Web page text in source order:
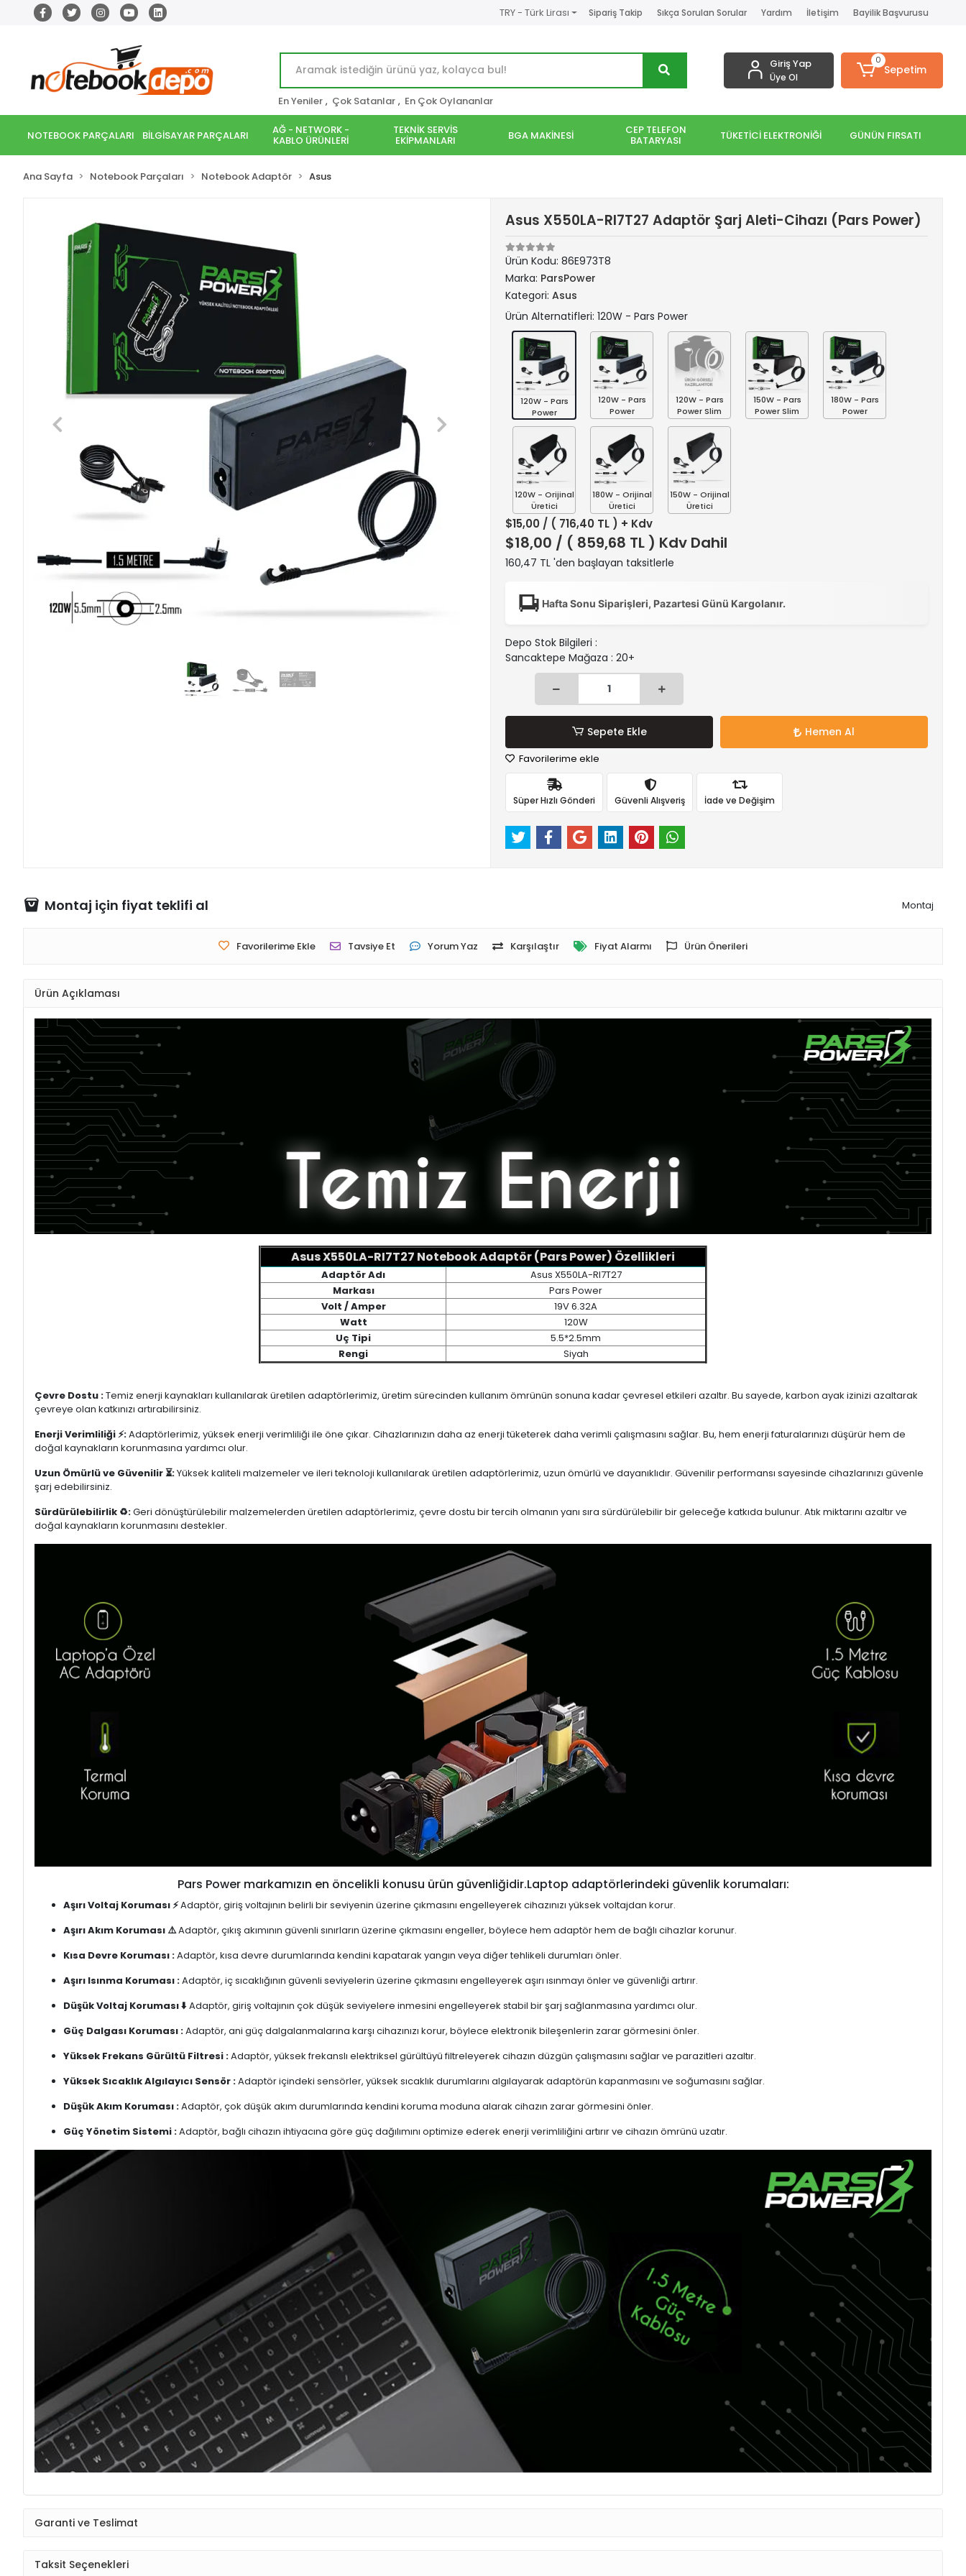
TRY - Türk Lirası Sipariş Takip Sıkça Sorulan Sorular Yardım İletişim Bayilik Başvurusu
En Yeniler , Çok Satanlar , En Çok Oylananlar
Giriş Yap
Üye Ol
0
Sepetim
NOTEBOOK PARÇALARI BİLGİSAYAR PARÇALARI AĞ - NETWORK -
KABLO ÜRÜNLERİ
TEKNİK SERVİS
EKİPMANLARI BGA MAKİNESİ CEP TELEFON
BATARYASI TÜKETİCİ ELEKTRONİĞİ GÜNÜN FIRSATI
Ana Sayfa Notebook Parçaları Notebook Adaptör Asus
Asus X550LA-RI7T27 Adaptör Şarj Aleti-Cihazı (Pars Power)
Ürün Kodu: 86E973T8
Marka: ParsPower
Kategori: Asus
Ürün Alternatifleri: 120W - Pars Power
120W - Pars
Power
120W - Pars
Power
120W - Pars
Power Slim
150W - Pars
Power Slim
180W - Pars
Power
120W - Orijinal
Üretici
180W - Orijinal
Üretici
150W - Orijinal
Üretici
$15,00 / ( 716,40 TL ) + Kdv
$18,00 / ( 859,68 TL ) Kdv Dahil
160,47 TL 'den başlayan taksitlerle
Hafta Sonu Siparişleri, Pazartesi Günü Kargolanır.
Depo Stok Bilgileri :
Sancaktepe Mağaza : 20+
Sepete Ekle Hemen Al
Favorilerime ekle
Süper Hızlı Gönderi Güvenli Alışveriş İade ve Değişim
Montaj için fiyat teklifi al Montaj
Favorilerime Ekle Tavsiye Et Yorum Yaz Karşılaştır Fiyat Alarmı Ürün Önerileri
Ürün Açıklaması
Asus X550LA-RI7T27 Notebook Adaptör (Pars Power) Özellikleri
Adaptör Adı
Asus X550LA-RI7T27
Markası
Pars Power
Volt / Amper
19V 6.32A
Watt
120W
Uç Tipi
5.5*2.5mm
Rengi
Siyah
Çevre Dostu :Temiz enerji kaynakları kullanılarak üretilen adaptörlerimiz, üretim sürecinden kullanım ömrünün sonuna kadar çevresel etkileri azaltır. Bu sayede, karbon ayak izinizi azaltarak
çevreye olan katkınızı artırabilirsiniz.
Enerji Verimliliği ⚡:Adaptörlerimiz, yüksek enerji verimliliği ile öne çıkar. Cihazlarınızın daha az enerji tüketerek daha verimli çalışmasını sağlar. Bu, hem enerji faturalarınızı düşürür hem de
doğal kaynakların korunmasına yardımcı olur.
Uzun Ömürlü ve Güvenilir ⏳:Yüksek kaliteli malzemeler ve ileri teknoloji kullanılarak üretilen adaptörlerimiz, uzun ömürlü ve dayanıklıdır. Güvenilir performansı sayesinde cihazlarınızı güvenle
şarj edebilirsiniz.
Sürdürülebilirlik ♻️:Geri dönüştürülebilir malzemelerden üretilen adaptörlerimiz, çevre dostu bir tercih olmanın yanı sıra sürdürülebilir bir geleceğe katkıda bulunur. Atık miktarını azaltır ve
doğal kaynakların korunmasını destekler.
Pars Power markamızın en öncelikli konusu ürün güvenliğidir.Laptop adaptörlerindeki güvenlik korumaları:
Aşırı Voltaj Koruması ⚡Adaptör, giriş voltajının belirli bir seviyenin üzerine çıkmasını engelleyerek cihazınızı yüksek voltajdan korur.
Aşırı Akım Koruması ⚠️Adaptör, çıkış akımının güvenli sınırların üzerine çıkmasını engeller, böylece hem adaptör hem de bağlı cihazlar korunur.
Kısa Devre Koruması :Adaptör, kısa devre durumlarında kendini kapatarak yangın veya diğer tehlikeli durumları önler.
Aşırı Isınma Koruması :Adaptör, iç sıcaklığının güvenli seviyelerin üzerine çıkmasını engelleyerek aşırı ısınmayı önler ve güvenliği artırır.
Düşük Voltaj Koruması ⬇️Adaptör, giriş voltajının çok düşük seviyelere inmesini engelleyerek stabil bir şarj sağlanmasına yardımcı olur.
Güç Dalgası Koruması :Adaptör, ani güç dalgalanmalarına karşı cihazınızı korur, böylece elektronik bileşenlerin zarar görmesini önler.
Yüksek Frekans Gürültü Filtresi :Adaptör, yüksek frekanslı elektriksel gürültüyü filtreleyerek cihazın düzgün çalışmasını sağlar ve parazitleri azaltır.
Yüksek Sıcaklık Algılayıcı Sensör :Adaptör içindeki sensörler, yüksek sıcaklık durumlarını algılayarak adaptörün kapanmasını ve soğumasını sağlar.
Düşük Akım Koruması :Adaptör, çok düşük akım durumlarında kendini koruma moduna alarak cihazın zarar görmesini önler.
Güç Yönetim Sistemi :Adaptör, bağlı cihazın ihtiyacına göre güç dağılımını optimize ederek enerji verimliliğini artırır ve cihazın ömrünü uzatır.
Garanti ve Teslimat
Taksit Seçenekleri